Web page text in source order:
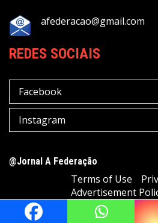
afederacao@gmail.com
REDES SOCIAIS
Facebook
Instagram
@Jornal A Federação
Terms of Use
Advertisement